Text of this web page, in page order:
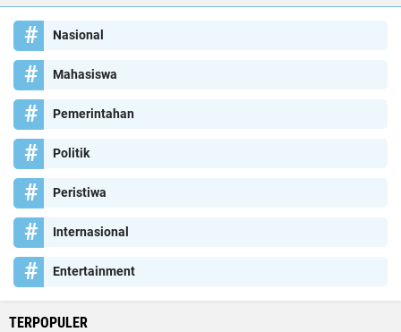
Nasional
Mahasiswa
Pemerintahan
Politik
Peristiwa
Internasional
Entertainment
TERPOPULER